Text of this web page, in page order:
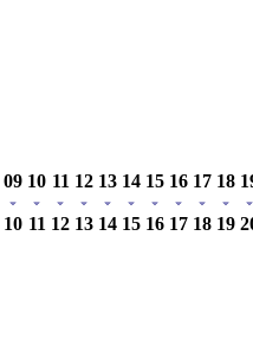
09
10
10
11
11
12
12
13
13
14
14
15
15
16
16
17
17
18
18
19